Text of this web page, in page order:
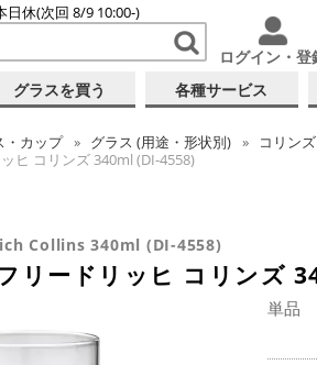
日休(次回 8/9 10:00-)
ログイン・登
グラスを買う 各種サービス
・カップ グラス (用途・形状別)
コリン
ヒ コリンズ 340ml (DI-4558)
Collins 340ml (DI-4558)
リードリッヒ コリンズ
単品